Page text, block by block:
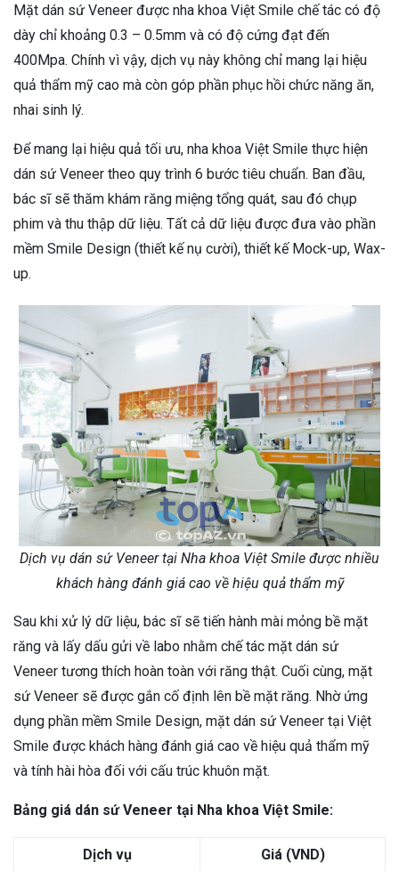
Mặt dán sứ Veneer được nha khoa Việt Smile chế tác có độ
dày chỉ khoảng 0.3 – 0.5mm và có độ cứng đạt đến
400Mpa. Chính vì vậy, dịch vụ này không chỉ mang lại hiệu
quả thẩm mỹ cao mà còn góp phần phục hồi chức năng ăn,
nhai sinh lý.
Để mang lại hiệu quả tối ưu, nha khoa Việt Smile thực hiện
dán sứ Veneer theo quy trình 6 bước tiêu chuẩn. Ban đầu,
bác sĩ sẽ thăm khám răng miệng tổng quát, sau đó chụp
phim và thu thập dữ liệu. Tất cả dữ liệu được đưa vào phần
mềm Smile Design (thiết kế nụ cười), thiết kế Mock-up, Wax-
up.
Dịch vụ dán sứ Veneer tại Nha khoa Việt Smile được nhiều
khách hàng đánh giá cao về hiệu quả thẩm mỹ
Sau khi xử lý dữ liệu, bác sĩ sẽ tiến hành mài mỏng bề mặt
răng và lấy dấu gửi về labo nhằm chế tác mặt dán sứ
Veneer tương thích hoàn toàn với răng thật. Cuối cùng, mặt
sứ Veneer sẽ được gắn cố định lên bề mặt răng. Nhờ ứng
dụng phần mềm Smile Design, mặt dán sứ Veneer tại Việt
Smile được khách hàng đánh giá cao về hiệu quả thẩm mỹ
và tính hài hòa đối với cấu trúc khuôn mặt.
Bảng giá dán sứ Veneer tại Nha khoa Việt Smile:
Dịch vụ Giá (VND)